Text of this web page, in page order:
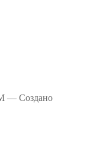
— Создано